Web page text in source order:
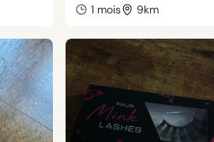
1 mois 9km